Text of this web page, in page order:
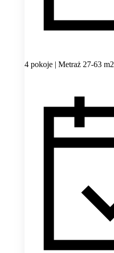
4 pokoje | Metraż 27-63 m2